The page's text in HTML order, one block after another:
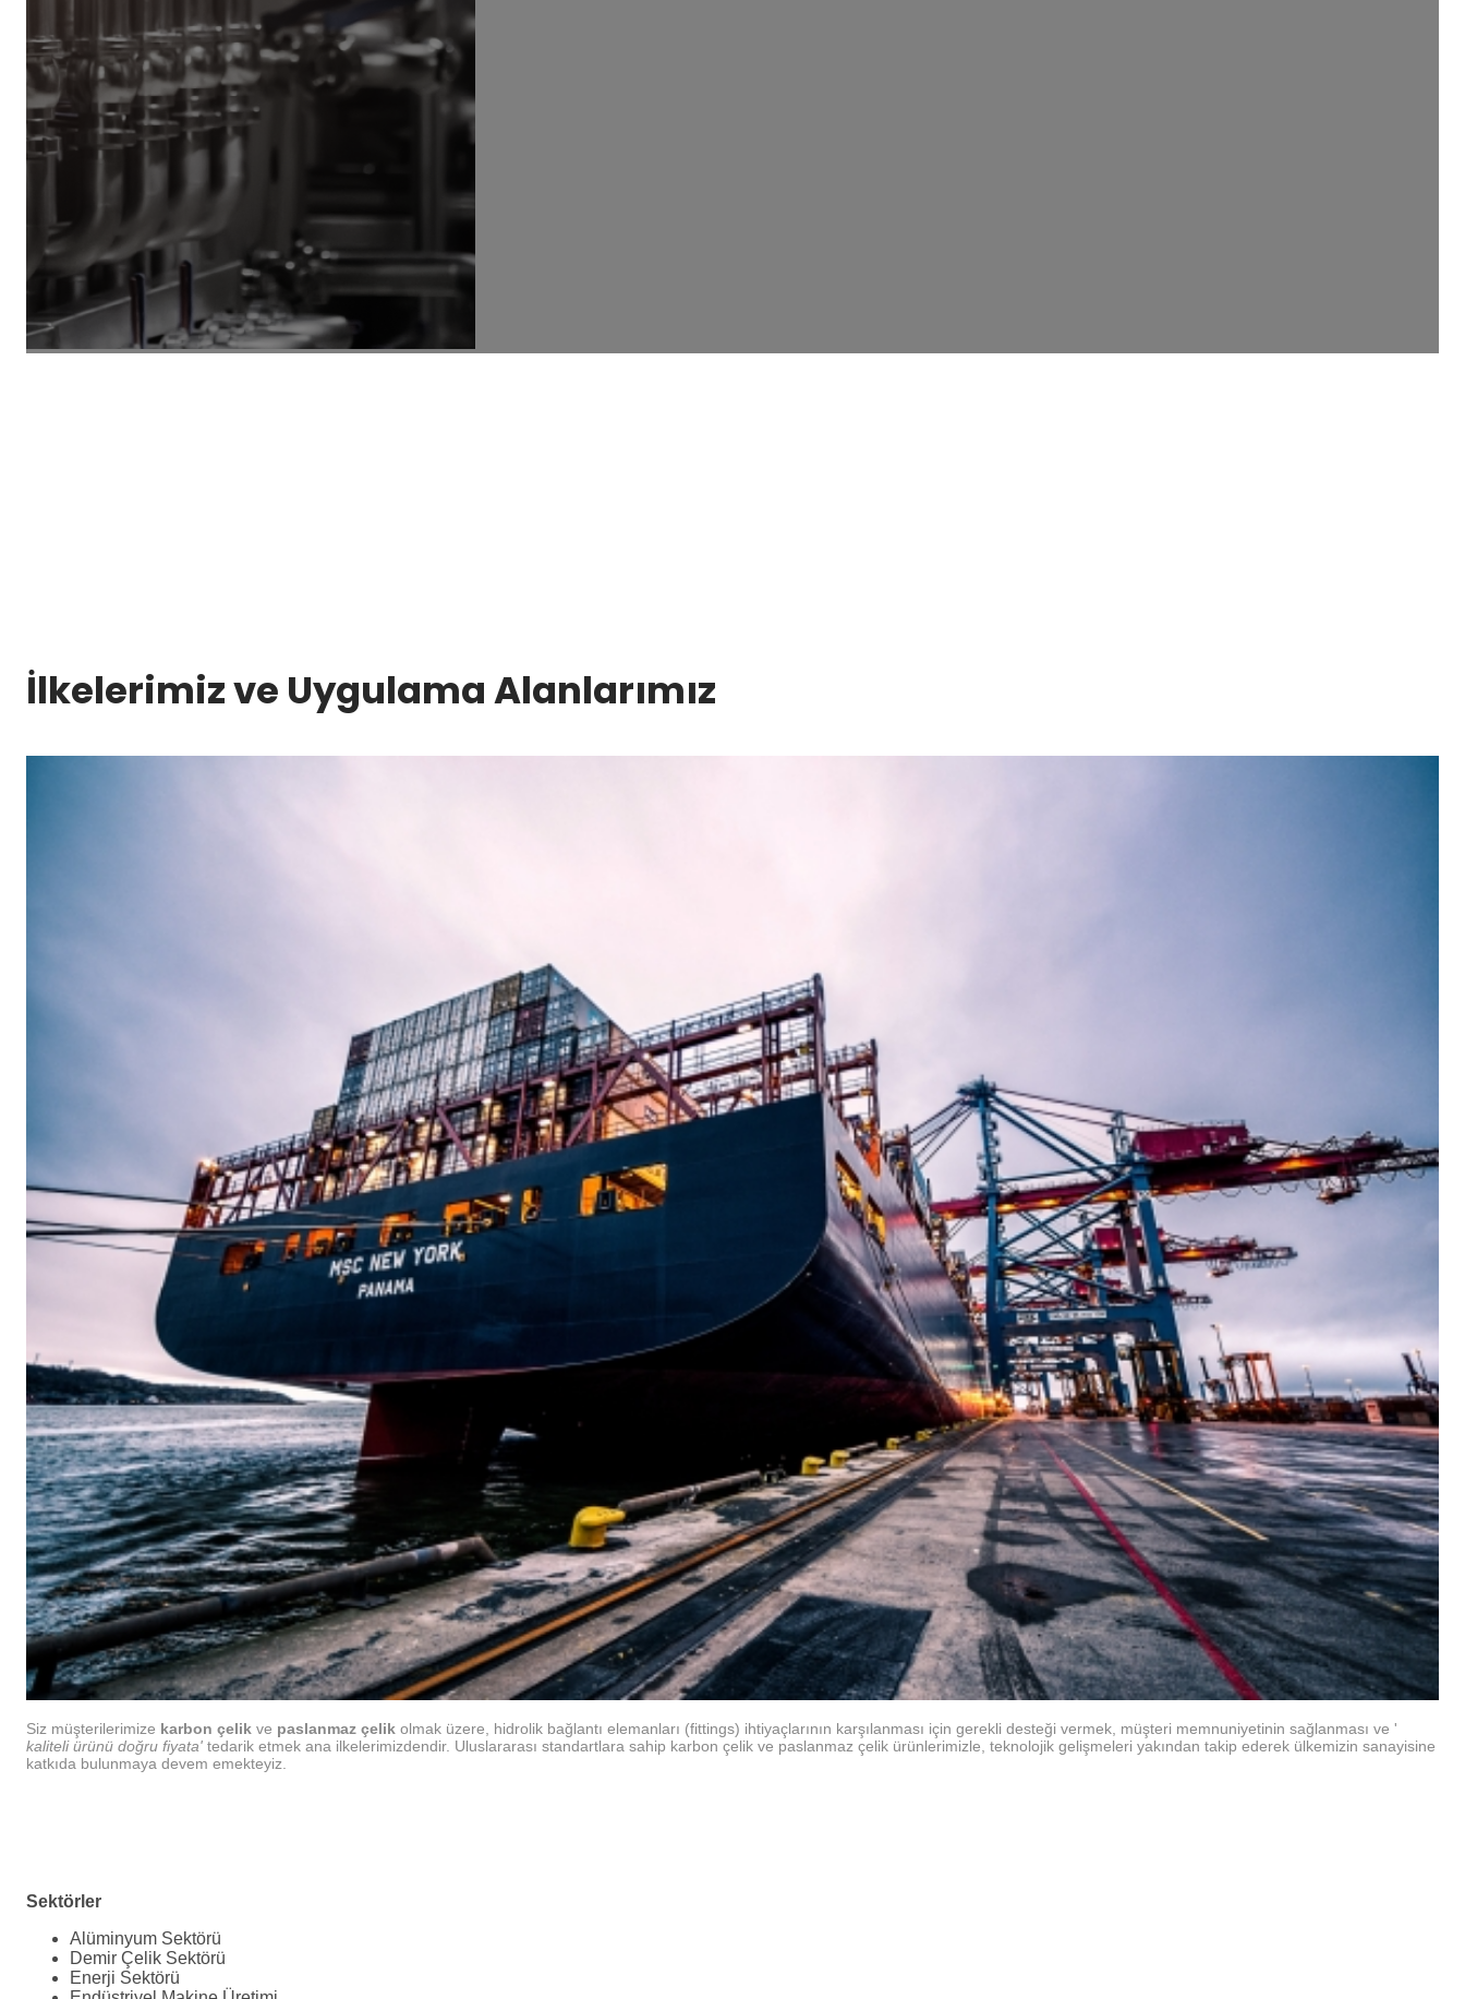
İlkelerimiz ve Uygulama Alanlarımız
Siz müşterilerimize karbon çelik ve paslanmaz çelik olmak üzere, hidrolik bağlantı elemanları (fittings) ihtiyaçlarının karşılanması için gerekli desteği vermek, müşteri memnuniyetinin sağlanması ve '
kaliteli ürünü doğru fiyata' tedarik etmek ana ilkelerimizdendir. Uluslararası standartlara sahip karbon çelik ve paslanmaz çelik ürünlerimizle, teknolojik gelişmeleri yakından takip ederek ülkemizin sanayisine
katkıda bulunmaya devem emekteyiz.
Sektörler
Alüminyum Sektörü
Demir Çelik Sektörü
Enerji Sektörü